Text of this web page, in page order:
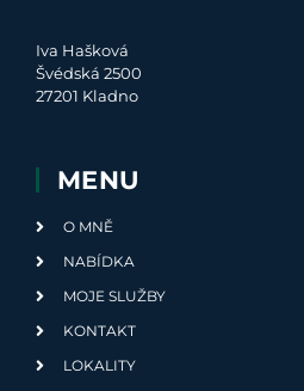
Iva Hašková
Švédská 2500
27201 Kladno
MENU
O MNĚ
NABÍDKA
MOJE SLUŽBY
KONTAKT
LOKALITY